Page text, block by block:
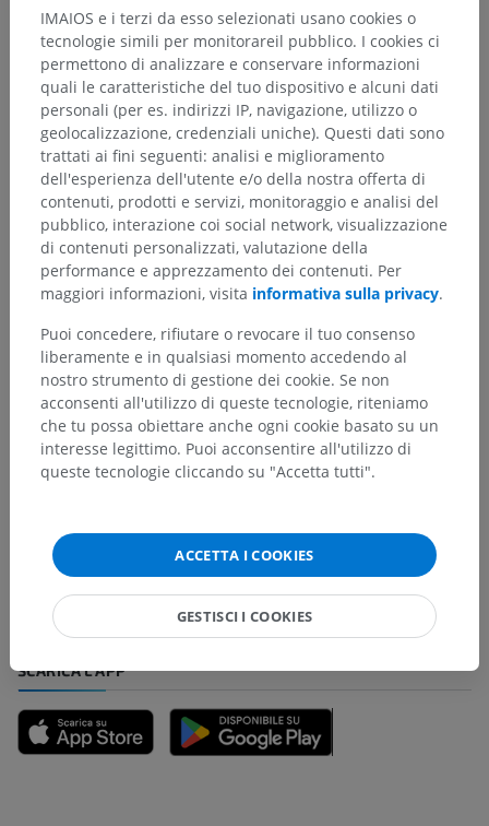
Gerarchia anatomica
Anatomia umana 2
Corpo umano> Sistemi integrativi>
Sistema nervoso> Sistema nervoso centrale>
Meningi> Dura madre> Dura madre encefalica >
Dura madre periostale
Strutture sottostanti:Non sono presenti strutture
soggiacenti per questa parte anatomica
Traduzioni
Hai notato un errore?
un miglioramento dei contenuti.
SCARICA L'APP
IMAIOS e i terzi da esso selezionati usano cookies o
tecnologie simili per monitorareil pubblico. I cookies ci
permettono di analizzare e conservare informazioni
quali le caratteristiche del tuo dispositivo e alcuni dati
personali (per es. indirizzi IP, navigazione, utilizzo o
geolocalizzazione, credenziali uniche). Questi dati sono
trattati ai fini seguenti: analisi e miglioramento
dell'esperienza dell'utente e/o della nostra offerta di
contenuti, prodotti e servizi, monitoraggio e analisi del
pubblico, interazione coi social network, visualizzazione
di contenuti personalizzati, valutazione della
performance e apprezzamento dei contenuti. Per
maggiori informazioni, visita informativa sulla privacy.
Puoi concedere, rifiutare o revocare il tuo consenso
liberamente e in qualsiasi momento accedendo al
nostro strumento di gestione dei cookie. Se non
acconsenti all'utilizzo di queste tecnologie, riteniamo
che tu possa obiettare anche ogni cookie basato su un
interesse legittimo. Puoi acconsentire all'utilizzo di
queste tecnologie cliccando su "Accetta tutti".
ACCETTA I COOKIES
GESTISCI I COOKIES